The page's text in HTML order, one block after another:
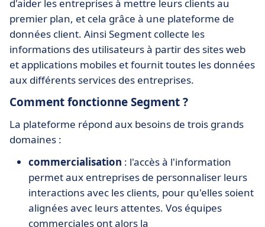
d'aider les entreprises à mettre leurs clients au
premier plan, et cela grâce à une plateforme de
données client. Ainsi Segment collecte les
informations des utilisateurs à partir des sites web
et applications mobiles et fournit toutes les données
aux différents services des entreprises.
Comment fonctionne Segment ?
La plateforme répond aux besoins de trois grands
domaines :
commercialisation : l'accès à l'information
permet aux entreprises de personnaliser leurs
interactions avec les clients, pour qu'elles soient
alignées avec leurs attentes. Vos équipes
commerciales ont alors la